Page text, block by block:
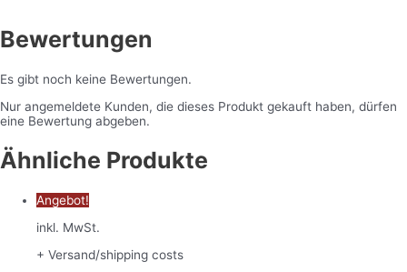
Bewertungen
Es gibt noch keine Bewertungen.
Nur angemeldete Kunden, die dieses Produkt gekauft haben, dürfen
eine Bewertung abgeben.
Ähnliche Produkte
Angebot!
inkl. MwSt.
+ Versand/shipping costs